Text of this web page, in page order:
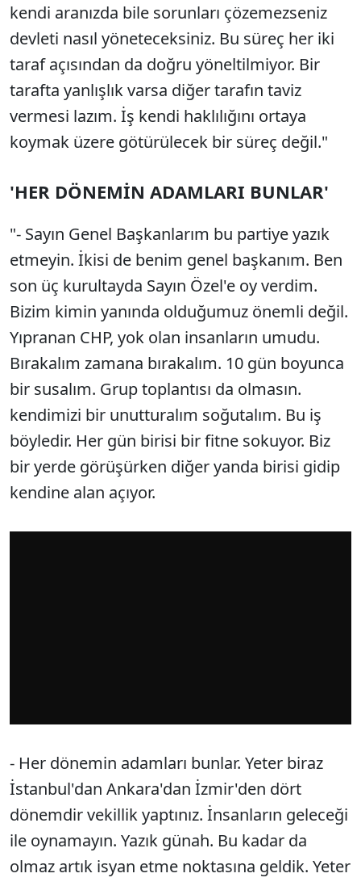
kendi aranızda bile sorunları çözemezseniz
devleti nasıl yöneteceksiniz. Bu süreç her iki
taraf açısından da doğru yöneltilmiyor. Bir
tarafta yanlışlık varsa diğer tarafın taviz
vermesi lazım. İş kendi haklılığını ortaya
koymak üzere götürülecek bir süreç değil."
'HER DÖNEMİN ADAMLARI BUNLAR'
"- Sayın Genel Başkanlarım bu partiye yazık
etmeyin. İkisi de benim genel başkanım. Ben
son üç kurultayda Sayın Özel'e oy verdim.
Bizim kimin yanında olduğumuz önemli değil.
Yıpranan CHP, yok olan insanların umudu.
Bırakalım zamana bırakalım. 10 gün boyunca
bir susalım. Grup toplantısı da olmasın.
kendimizi bir unutturalım soğutalım. Bu iş
böyledir. Her gün birisi bir fitne sokuyor. Biz
bir yerde görüşürken diğer yanda birisi gidip
kendine alan açıyor.
- Her dönemin adamları bunlar. Yeter biraz
İstanbul'dan Ankara'dan İzmir'den dört
dönemdir vekillik yaptınız. İnsanların geleceği
ile oynamayın. Yazık günah. Bu kadar da
olmaz artık isyan etme noktasına geldik. Yeter